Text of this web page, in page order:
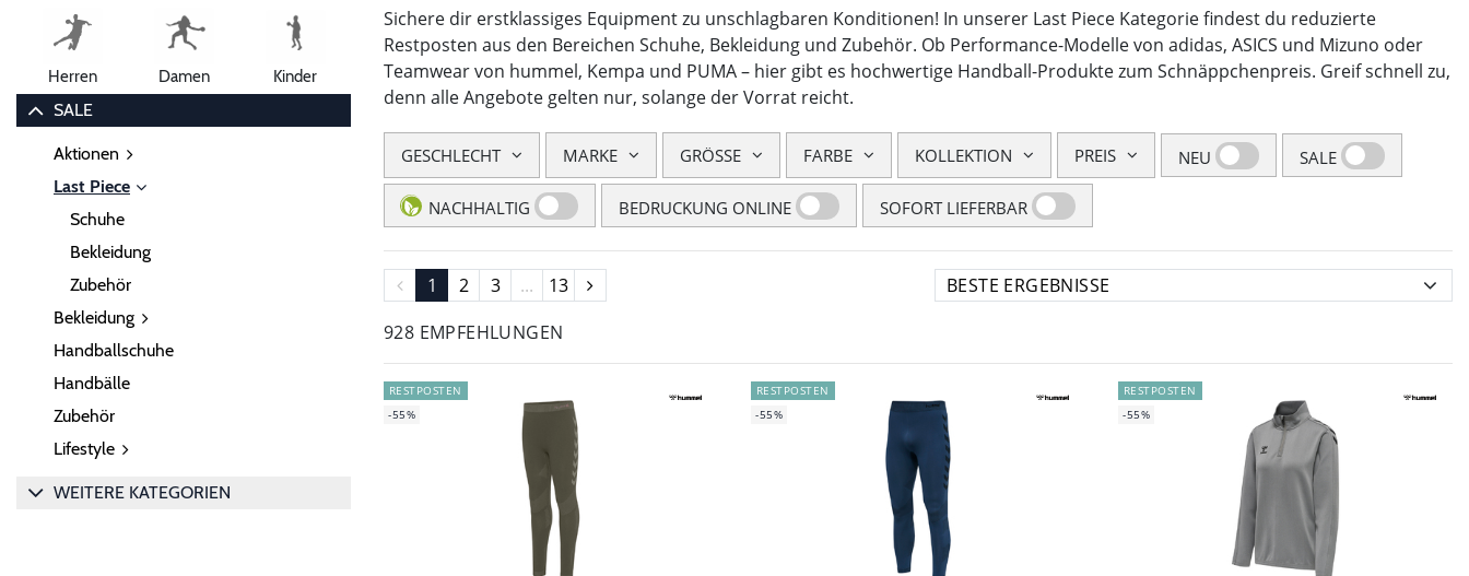
Herren Damen Kinder
SALE
Aktionen
Last Piece
Schuhe
Bekleidung
Zubehör
Bekleidung
Handballschuhe
Handbälle
Zubehör
Lifestyle
WEITERE KATEGORIEN
Sichere dir erstklassiges Equipment zu unschlagbaren Konditionen! In unserer Last Piece Kategorie findest du reduzierte
Restposten aus den Bereichen Schuhe, Bekleidung und Zubehör. Ob Performance-Modelle von adidas, ASICS und Mizuno oder
Teamwear von hummel, Kempa und PUMA – hier gibt es hochwertige Handball-Produkte zum Schnäppchenpreis. Greif schnell zu,
denn alle Angebote gelten nur, solange der Vorrat reicht.
GESCHLECHT MARKE GRÖSSE FARBE KOLLEKTION PREIS NEU SALE
NACHHALTIG BEDRUCKUNG ONLINE SOFORT LIEFERBAR
1 2 3 ...
13
928 EMPFEHLUNGEN
RESTPOSTEN
-55%
RESTPOSTEN
-55%
RESTPOSTEN
-55%